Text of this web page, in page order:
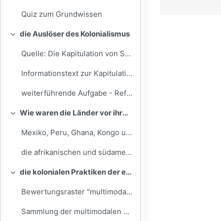
Quiz zum Grundwissen
Einklappen
die Auslöser des Kolonialismus
Quelle: Die Kapitulation von Santa Fe
Informationstext zur Kapitulation von Santa Fe
weiterführende Aufgabe - Reflexion "Recherchieren im GU"
Einklappen Wie waren die Länder vor ihrer "Entdeckung" organisiert?
Mexiko, Peru, Ghana, Kongo und Teile des heutigen Kenia vor der Entdeckung.
die afrikanischen und südamerikanischen Großreiche vor ihrer "Entdeckung"
Einklappen die kolonialen Praktiken der europäischen Staaten im Vergleich:
Bewertungsraster "multimodale Schulbuchseite zum Thema früher Kolonialismus"
Sammlung der multimodalen Schulbuchseiten